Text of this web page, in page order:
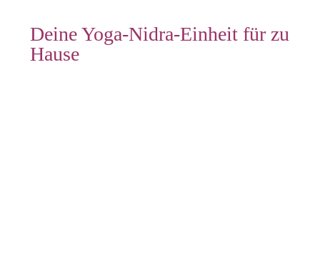
Deine Yoga-Nidra-Einheit für zu
Hause